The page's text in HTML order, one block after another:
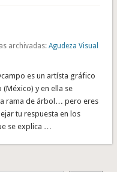
archivadas:Agudeza Visual
es un artísta gráfico
(México) y en ella se
rama de árbol… pero eres
tu respuesta en los
se explica …